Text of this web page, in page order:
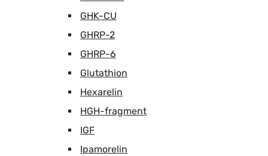
GHK-CU
GHRP-2
GHRP-6
Glutathion
Hexarelin
HGH-fragment
IGF
Ipamorelin